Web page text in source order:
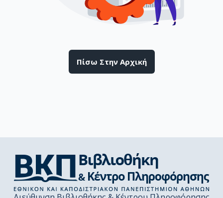
Πίσω Στην Αρχική